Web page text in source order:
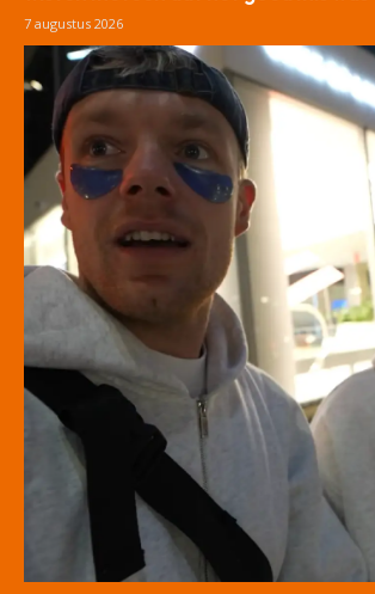
7 augustus 2026